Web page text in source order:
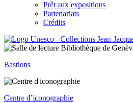
Prêt aux expositions
Partenariats
Crédits
Bastions
Centre d’iconographie